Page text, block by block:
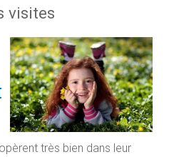
visites
très bien dans leur